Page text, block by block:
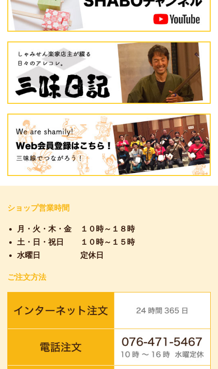
ショップ営業時間
月・火・木・金
１０時～１８時
土・日・祝日
１０時～１５時
水曜日
定休日
ご注文方法